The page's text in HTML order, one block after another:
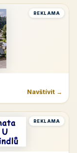
REKLAMA
Navštívit →
REKLAMA